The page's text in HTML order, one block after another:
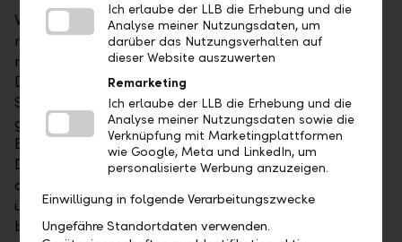
Viele wissenschaftliche Studien haben sich nicht nur
mit dem Thema Nachhaltigkeit befasst, sondern
nachhaltige Einflüsse auch mit den Faktoren
Dividendenrendite, Ausschüttungsquote und
Stabilität von Dividendenzahlungen in Verbindung
gebracht. In allen Ausprägungen sind die ESG-
Bewertungen für die Stabilität der
Dividendenausschüttungsquote signifikant. Das
deutet darauf hin, dass höhere ESG-Scores – also
überzeugendere Nachhaltigkeitseigenschaften –
besser mit den Interessen der Anteilseigner
Ich erlaube der LLB die Erhebung und die
Analyse meiner Nutzungsdaten, um
darüber das Nutzungsverhalten auf
dieser Website auszuwerten
Remarketing
Ich erlaube der LLB die Erhebung und die
Analyse meiner Nutzungsdaten sowie die
Verknüpfung mit Marketingplattformen
wie Google, Meta und LinkedIn, um
personalisierte Werbung anzuzeigen.
Einwilligung in folgende Verarbeitungszwecke
Ungefähre Standortdaten verwenden.